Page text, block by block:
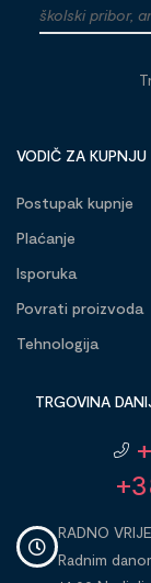
školski pribor,
VODIČ ZA KUPNJU
Postupak kupnje
Plaćanje
Isporuka
Povrati proizvoda
Tehnologija
TRGOVINA
RADNO
Radnim